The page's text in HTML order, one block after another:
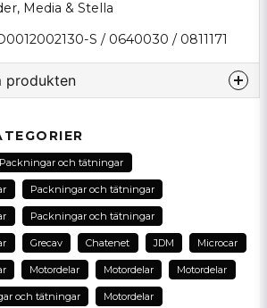
Media & Stella
S / 0640030 / 0811171
produkten
produkt...
Packningar och tätningar
Packningar och tätningar
Packningar och tätningar
Grecav Chatenet JDM Microcar
Motordelar Motordelar Motordelar
och tätningar Motordelar